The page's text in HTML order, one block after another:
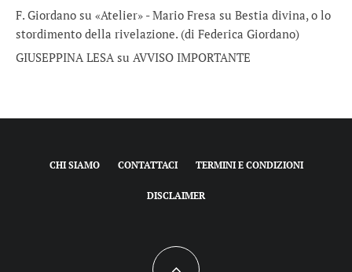
F. Giordano su «Atelier» - Mario Fresa su Bestia divina, o lo
stordimento della rivelazione. (di Federica Giordano)
GIUSEPPINA LESA su AVVISO IMPORTANTE
CHI SIAMO CONTATTACI TERMINI E CONDIZIONI
DISCLAIMER